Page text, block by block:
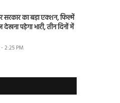
सरकार का बड़ा एक्शन, फिल्में
पड़ेगा भारी, तीन दिनों में
2:25 PM